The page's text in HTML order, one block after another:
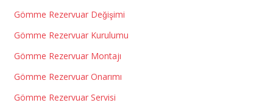
Gömme Rezervuar Değişimi
Gömme Rezervuar Kurulumu
Gömme Rezervuar Montajı
Gömme Rezervuar Onarımı
Gömme Rezervuar Servisi